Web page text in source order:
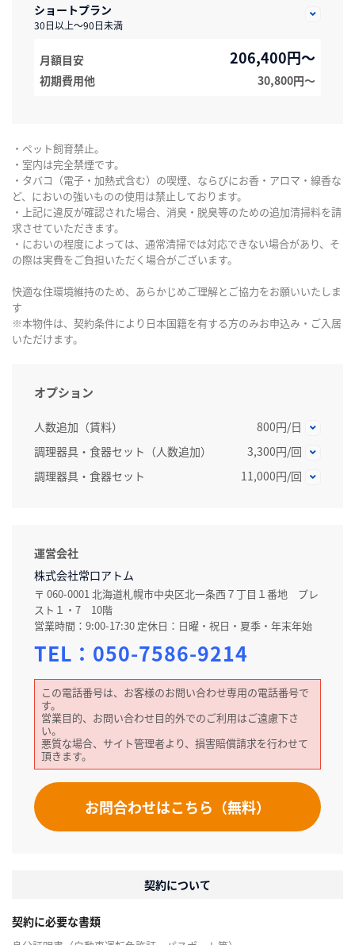
ショートプラン
30日以上～90日未満
月額目安 206,400円～
初期費用他 30,800円〜
・ペット飼育禁止。
・室内は完全禁煙です。
・タバコ（電子・加熱式含む）の喫煙、ならびにお香・アロマ・線香な
ど、においの強いものの使用は禁止しております。
・上記に違反が確認された場合、消臭・脱臭等のための追加清掃料を請
求させていただきます。
・においの程度によっては、通常清掃では対応できない場合があり、そ
の際は実費をご負担いただく場合がございます。
快適な住環境維持のため、あらかじめご理解とご協力をお願いいたしま
す
※本物件は、契約条件により日本国籍を有する方のみお申込み・ご入居
いただけます。
オプション
人数追加（賃料）
800円/日
調理器具・食器セット（人数追加）
3,300円/回
調理器具・食器セット
11,000円/回
運営会社
株式会社常口アトム
〒 060-0001 北海道札幌市中央区北一条西７丁目１番地 プレ
スト１・7 10階
営業時間：9:00-17:30 定休日：日曜・祝日・夏季・年末年始
TEL： 050-7586-9214
この電話番号は、お客様のお問い合わせ専用の電話番号で
す。
営業目的、お問い合わせ目的外でのご利用はご遠慮下さ
い。
悪質な場合、サイト管理者より、損害賠償請求を行わせて
頂きます。
お問合わせはこちら（無料）
契約について
契約に必要な書類